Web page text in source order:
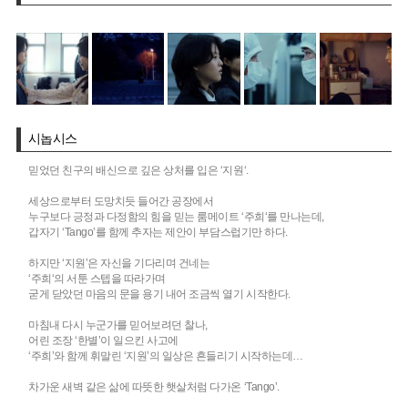
시놉시스
믿었던 친구의 배신으로 깊은 상처를 입은 ‘지원‘.
세상으로부터 도망치듯 들어간 공장에서
누구보다 긍정과 다정함의 힘을 믿는 룸메이트 ‘주희‘를 만나는데,
갑자기 ‘Tango’를 함께 추자는 제안이 부담스럽기만 하다.
하지만 ‘지원’은 자신을 기다리며 건네는
‘주희‘의 서툰 스텝을 따라가며
굳게 닫았던 마음의 문을 용기 내어 조금씩 열기 시작한다.
마침내 다시 누군가를 믿어보려던 찰나,
어린 조장 ‘한별’이 일으킨 사고에
‘주희’와 함께 휘말린 ‘지원’의 일상은 흔들리기 시작하는데…
차가운 새벽 같은 삶에 따뜻한 햇살처럼 다가온 ‘Tango’.